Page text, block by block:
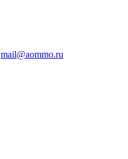
mail@aommo.ru